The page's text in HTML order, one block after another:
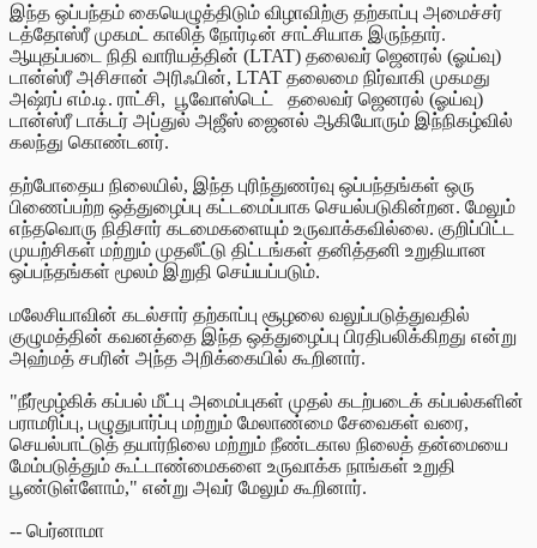
இந்த ஒப்பந்தம் கையெழுத்திடும் விழாவிற்கு தற்காப்பு அமைச்சர்
டத்தோஸ்ரீ முகமட் காலித் நோர்டின் சாட்சியாக இருந்தார்.
ஆயுதப்படை நிதி வாரியத்தின் (LTAT) தலைவர் ஜெனரல் (ஓய்வு)
டான்ஸ்ரீ அசிசான் அரிஃபின், LTAT தலைமை நிர்வாகி முகமது
அஷ்ரப் எம்.டி. ராட்சி, பூவோஸ்டெட் தலைவர் ஜெனரல் (ஓய்வு)
டான்ஸ்ரீ டாக்டர் அப்துல் அஜீஸ் ஜைனல் ஆகியோரும் இந்நிகழ்வில்
கலந்து கொண்டனர்.
தற்போதைய நிலையில், இந்த புரிந்துணர்வு ஒப்பந்தங்கள் ஒரு
பிணைப்பற்ற ஒத்துழைப்பு கட்டமைப்பாக செயல்படுகின்றன. மேலும்
எந்தவொரு நிதிசார் கடமைகளையும் உருவாக்கவில்லை. குறிப்பிட்ட
முயற்சிகள் மற்றும் முதலீட்டு திட்டங்கள் தனித்தனி உறுதியான
ஒப்பந்தங்கள் மூலம் இறுதி செய்யப்படும்.
மலேசியாவின் கடல்சார் தற்காப்பு சூழலை வலுப்படுத்துவதில்
குழுமத்தின் கவனத்தை இந்த ஒத்துழைப்பு பிரதிபலிக்கிறது என்று
அஹ்மத் சபரின் அந்த அறிக்கையில் கூறினார்.
"நீர்மூழ்கிக் கப்பல் மீட்பு அமைப்புகள் முதல் கடற்படைக் கப்பல்களின்
பராமரிப்பு, பழுதுபார்ப்பு மற்றும் மேலாண்மை சேவைகள் வரை,
செயல்பாட்டுத் தயார்நிலை மற்றும் நீண்டகால நிலைத் தன்மையை
மேம்படுத்தும் கூட்டாண்மைகளை உருவாக்க நாங்கள் உறுதி
பூண்டுள்ளோம்," என்று அவர் மேலும் கூறினார்.
-- பெர்னாமா